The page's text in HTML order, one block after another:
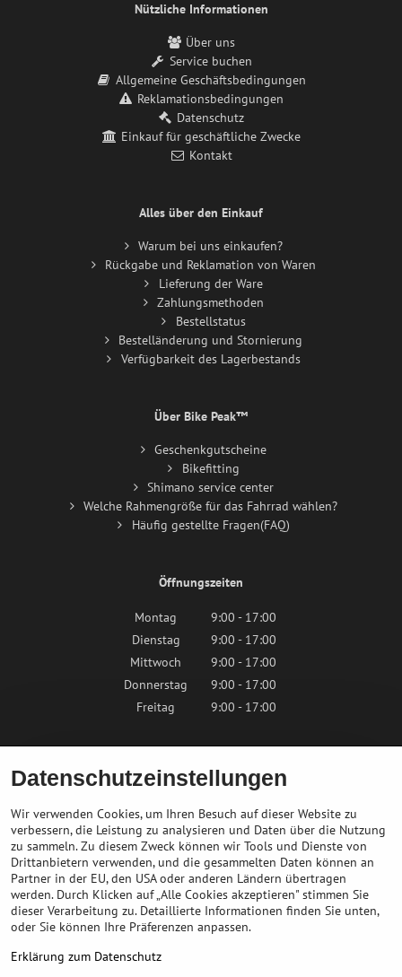
Nützliche Informationen
Über uns
Service buchen
Allgemeine Geschäftsbedingungen
Reklamationsbedingungen
Datenschutz
Einkauf für geschäftliche Zwecke
Kontakt
Alles über den Einkauf
Warum bei uns einkaufen?
Rückgabe und Reklamation von Waren
Lieferung der Ware
Zahlungsmethoden
Bestellstatus
Bestelländerung und Stornierung
Verfügbarkeit des Lagerbestands
Über Bike Peak™
Geschenkgutscheine
Bikefitting
Shimano service center
Welche Rahmengröße für das Fahrrad wählen?
Häufig gestellte Fragen(FAQ)
Öffnungszeiten
Montag
9:00 - 17:00
Dienstag
9:00 - 17:00
Mittwoch
9:00 - 17:00
Donnerstag
9:00 - 17:00
Freitag
9:00 - 17:00
Samstag
9:00 - 12:00
Sonntag
Geschlossen
Kontaktieren Sie uns
info@bikepeak.de
+436764858804
Zum Geschäft navigieren
Datenschutzeinstellungen
Wir verwenden Cookies, um Ihren Besuch auf dieser Website zu
verbessern, die Leistung zu analysieren und Daten über die Nutzung
zu sammeln. Zu diesem Zweck können wir Tools und Dienste von
Drittanbietern verwenden, und die gesammelten Daten können an
Partner in der EU, den USA oder anderen Ländern übertragen
werden. Durch Klicken auf „Alle Cookies akzeptieren" stimmen Sie
dieser Verarbeitung zu. Detaillierte Informationen finden Sie unten,
oder Sie können Ihre Präferenzen anpassen.
Erklärung zum Datenschutz